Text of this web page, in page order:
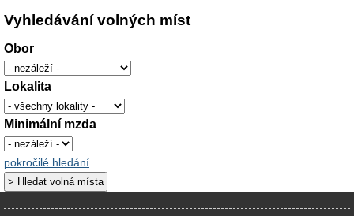
Vyhledávání volných míst
Obor
Lokalita
Minimální mzda
pokročilé hledání